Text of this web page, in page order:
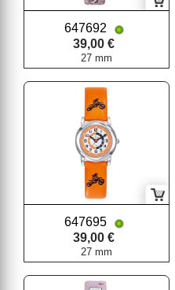
647692
39,00 €
27 mm
647695
39,00 €
27 mm